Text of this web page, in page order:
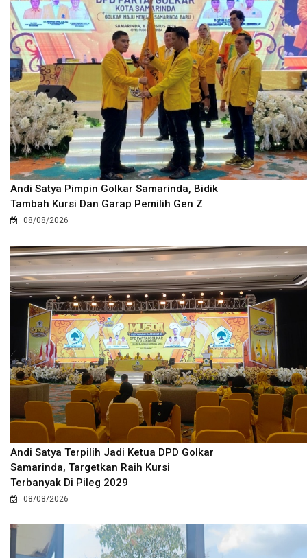
Andi Satya Pimpin Golkar Samarinda, Bidik
Tambah Kursi Dan Garap Pemilih Gen Z
08/08/2026
Andi Satya Terpilih Jadi Ketua DPD Golkar
Samarinda, Targetkan Raih Kursi
Terbanyak Di Pileg 2029
08/08/2026